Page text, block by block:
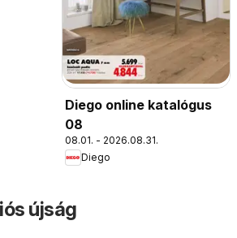
Diego online katalógus
08
08.01. - 2026.08.31.
Diego
újság